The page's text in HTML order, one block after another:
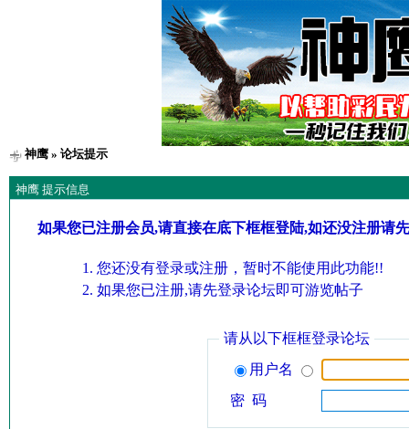
神鹰» 论坛提示
神鹰 提示信息
如果您已注册会员,请直接在底下框框登陆,如还没注册请
您还没有登录或注册，暂时不能使用此功能!!
如果您已注册,请先登录论坛即可游览帖子
请从以下框框登录论坛
用户名
密 码